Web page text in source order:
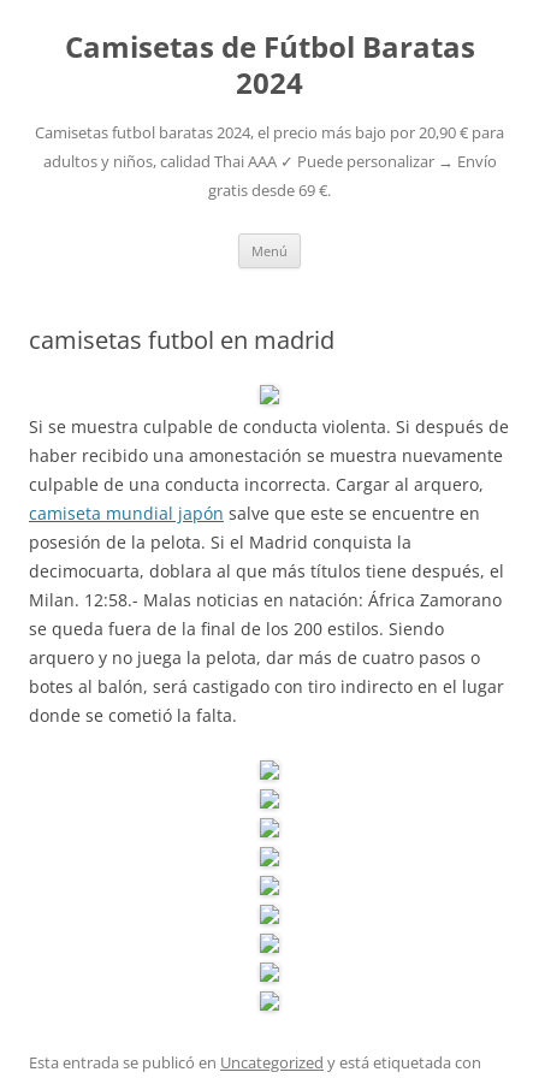
Camisetas de Fútbol Baratas
2024
Camisetas futbol baratas 2024, el precio más bajo por 20,90 € para
adultos y niños, calidad Thai AAA ✓ Puede personalizar → Envío
gratis desde 69 €.
Menú
camisetas futbol en madrid
Si se muestra culpable de conducta violenta. Si después de
haber recibido una amonestación se muestra nuevamente
culpable de una conducta incorrecta. Cargar al arquero,
camiseta mundial japón salve que este se encuentre en
posesión de la pelota. Si el Madrid conquista la
decimocuarta, doblara al que más títulos tiene después, el
Milan. 12:58.- Malas noticias en natación: África Zamorano
se queda fuera de la final de los 200 estilos. Siendo
arquero y no juega la pelota, dar más de cuatro pasos o
botes al balón, será castigado con tiro indirecto en el lugar
donde se cometió la falta.
Esta entrada se publicó en Uncategorized y está etiquetada con